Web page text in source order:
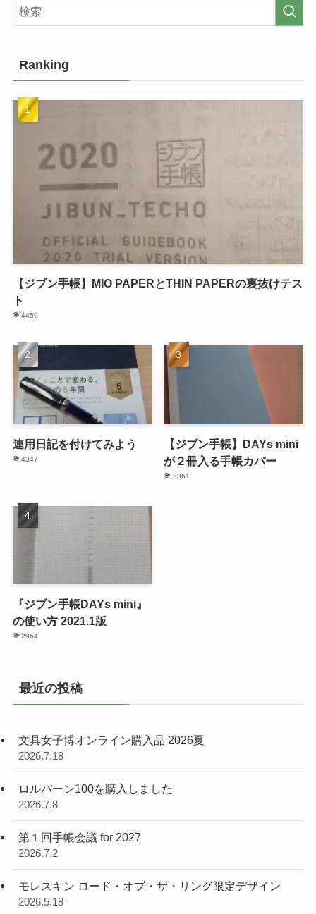
Ranking
【ジブン手帳】MIO PAPERとTHIN PAPERの裏抜けテス
ト
4459
連用日記を付けてみよう
4347
【ジブン手帳】DAYs mini
が２冊入る手帳カバー
3361
『ジブン手帳DAYs mini』
の使い方 2021.1版
2964
最近の投稿
文具女子博オンライン購入品 2026夏
2026.7.18
ロルバーン100を購入しました
2026.7.8
第１回手帳会議 for 2027
2026.7.2
モレスキン ロード・オブ・ザ・リング限定デザイン
2026.5.18